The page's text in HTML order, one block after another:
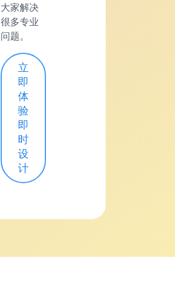
大家解决
很多专业
问题。
立
即
体
验
即
时
设
计